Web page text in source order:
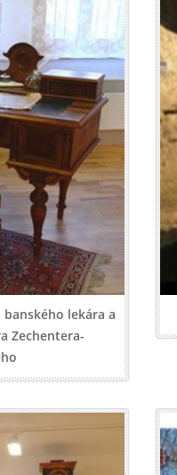
lekára a
Zechentera-